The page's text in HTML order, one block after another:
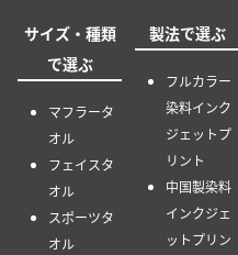
サイズ・種類
で選ぶ
マフラータ
オル
フェイスタ
オル
スポーツタ
オル
製法で選ぶ
フルカラー
染料インク
ジェットプ
リント
中国製染料
インクジェ
ットプリン